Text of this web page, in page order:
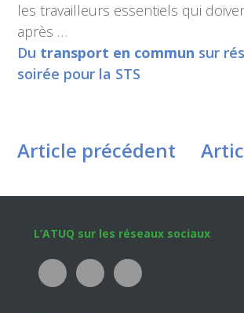
les travailleurs essentiels qui
après …
Du transport en commun sur
soirée pour la STS
Article précédent
Footer
L’ATUQ sur les réseaux sociaux